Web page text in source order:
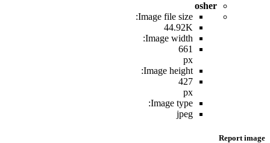
osher
Image file size:
44.92K
Image width:
661
px
Image height:
427
px
Image type:
jpeg
Report image